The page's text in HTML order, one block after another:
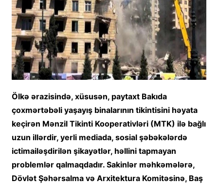
Ölkə ərazisində, xüsusən, paytaxt Bakıda
çoxmərtəbəli yaşayış binalarının tikintisini həyata
keçirən Mənzil Tikinti Kooperativləri (MTK) ilə bağlı
uzun illərdir, yerli mediada, sosial şəbəkələrdə
ictimailəşdirilən şikayətlər, həllini tapmayan
problemlər qalmaqdadır. Sakinlər məhkəmələrə,
Dövlət Şəhərsalma və Arxitektura Komitəsinə, Baş